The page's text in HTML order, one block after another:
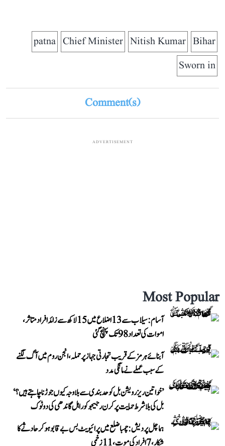
Bihar
Nitish Kumar
Chief Minister
patna
Sworn in
Comment(s)
ADVERTISEMENT
Most Popular
آسام: سیلاب سے 13 اضلاع میں 15 لاکھ سے زائد افراد متاثر،
اموات کی تعداد 98 تک پہنچ گئی
آبنائے ہرمز کے قریب تجارتی جہاز پر حملہ، انجن روم میں آگ لگنے
کے سبب عملے نے مانگی مدد
’خواتین ریزرویشن بل کو حدبندی سے بلا وجہ کیوں جوڑنا چاہتے ہیں؟‘
بل کی بلا شرط حمایت پر کرن رجیجو کو راہل گاندھی کی دوٹوک
ہماچل پردیش: چمبا ضلع میں پرائیویٹ بس بے قابو ہوکر حادثے کا
شکار، 7 افراد کی موت، 11 زخمی